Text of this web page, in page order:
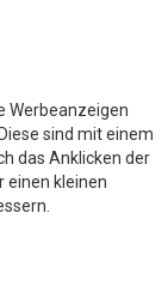
Werbeanzeigen
sind mit einem
das Anklicken der
einen kleinen